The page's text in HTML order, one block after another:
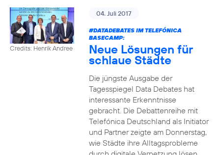
Credits: Henrik Andree
04. Juli 2017
#DATADEBATESIM TELEFÓNICA
BASECAMP:
Neue Lösungen für
schlaue Städte
Die jüngste Ausgabe der
Tagesspiegel Data Debates hat
interessante Erkenntnisse
gebracht. Die Debattenreihe mit
Telefónica Deutschland als Initiator
und Partner zeigte am Donnerstag,
wie Städte ihre Alltagsprobleme